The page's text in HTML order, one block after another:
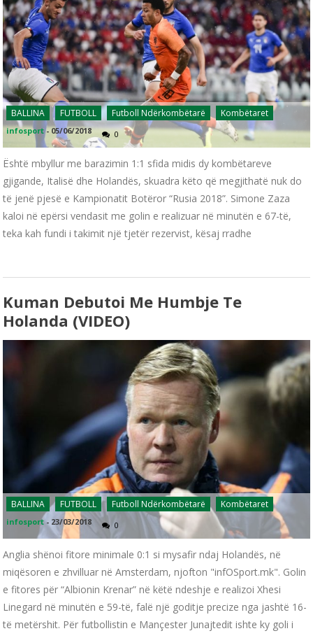
BALLINA FUTBOLL Futboll Ndërkombëtarë Kombëtaret
infosport -05/06/2018 0
Është mbyllur me barazimin 1:1 sfida midis dy kombëtareve
gjigande, Italisë dhe Holandës, skuadra këto që megjithatë nuk do
të jenë pjesë e Kampionatit Botëror “Rusia 2018”. Simone Zaza
kaloi në epërsi vendasit me golin e realizuar në minutën e 67-të,
teka kah fundi i takimit një tjetër rezervist, kësaj rradhe
Kuman Debutoi Me Humbje Te
Holanda (VIDEO)
BALLINA FUTBOLL Futboll Ndërkombëtarë Kombëtaret
infosport - 23/03/2018 0
Anglia shënoi fitore minimale 0:1 si mysafir ndaj Holandës, në
miqësoren e zhvilluar në Amsterdam, njofton "infOSport.mk". Golin
e fitores për “Albionin Krenar” në këtë ndeshje e realizoi Xhesi
Linegard në minutën e 59-të, falë një goditje precize nga jashtë 16-
të metërshit. Për futbollistin e Mançester Junajtedit ishte ky goli i